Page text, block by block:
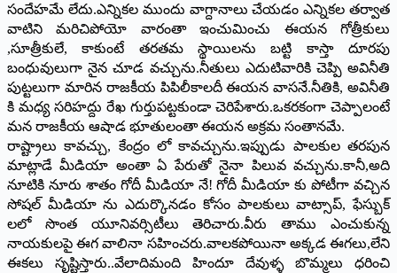
సందేహమే లేదు.ఎన్నికల ముందు వాగ్దానాలు చేయడం ఎన్నికల తర్వాత
వాటిని మరిచిపోయో వారంతా ఇంచుమించు ఈయన గోత్రీకులు
,సూత్రీకులే, కాకుంటే తరతమ స్థాయిలను బట్టి కాస్తా దూరపు
బంధువులుగా నైన చూడ వచ్చును.నీతులు ఎదుటివారికి చెప్పి అవినీతి
పుట్టలుగా మారిన రాజకీయ పిపిలీకాలదీ ఈయన వాసనే.నీతికి, అవినీతి
కి మధ్య సరిహద్దు రేఖ గుర్తుపట్టకుండా చెరిపేశారు.ఒకరకంగా చెప్పాలంటే
మన రాజకీయ ఆషాడ భూతులంతా ఈయన అక్రమ సంతానమే.
రాష్ట్రాలు కావచ్చు, కేంద్రం లో కావచ్చును.ఇప్పుడు పాలకుల తరపున
మాట్లాడే మీడియా అంతా ఏ పేరుతో నైనా పిలువ వచ్చును.కానీ,అది
నూటికి నూరు శాతం గోదీ మీడియా నే! గోదీ మీడియా కు పోటీగా వచ్చిన
సోషల్ మీడియా ను ఎదుర్కొనడం కోసం పాలకులు వాట్సాప్, ఫేస్బుక్
లలో సొంత యూనివర్సిటీలు తెరిచారు.వీరు తాము ఎంచుకున్న
నాయకులపై ఈగ వాలినా సహించరు.వాలకపోయినా అక్కడ ఈగలు,లేని
ఈకలు సృష్టిస్తారు..వేలాదిమంది హిందూ దేవుళ్ళ బొమ్మలు ధరించి